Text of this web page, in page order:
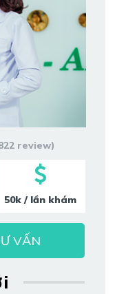
review)
50k / lần khám
VẤN